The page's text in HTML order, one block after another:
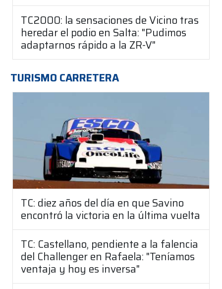
TC2000: la sensaciones de Vicino tras
heredar el podio en Salta: "Pudimos
adaptarnos rápido a la ZR-V"
TURISMO CARRETERA
TC: diez años del día en que Savino
encontró la victoria en la última vuelta
TC: Castellano, pendiente a la falencia
del Challenger en Rafaela: "Teníamos
ventaja y hoy es inversa"